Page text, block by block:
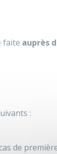
faite auprès
:
de